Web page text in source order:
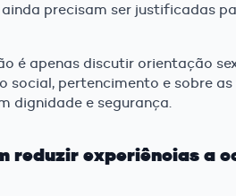
precisam ser justificadas
é apenas discutir orientação
social, pertencimento e sobre
dignidade e segurança.
reduzir experiências a